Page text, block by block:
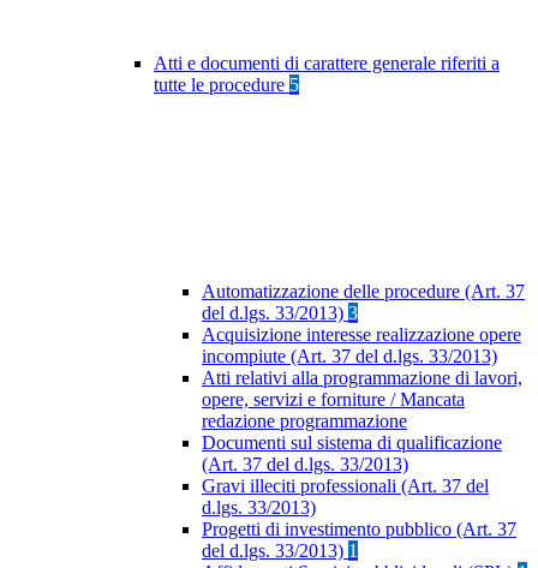
Atti e documenti di carattere generale riferiti a
tutte le procedure 5
Automatizzazione delle procedure (Art. 37
del d.lgs. 33/2013) 3
Acquisizione interesse realizzazione opere
incompiute (Art. 37 del d.lgs. 33/2013)
Atti relativi alla programmazione di lavori,
opere, servizi e forniture / Mancata
redazione programmazione
Documenti sul sistema di qualificazione
(Art. 37 del d.lgs. 33/2013)
Gravi illeciti professionali (Art. 37 del
d.lgs. 33/2013)
Progetti di investimento pubblico (Art. 37
del d.lgs. 33/2013) 1